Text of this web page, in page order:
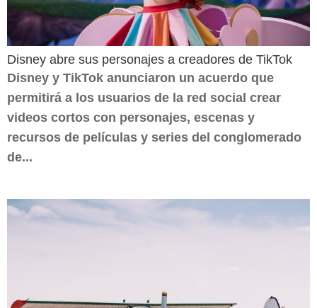
Disney abre sus personajes a creadores de TikTok
Disney y TikTok anunciaron un acuerdo que
permitirá a los usuarios de la red social crear
videos cortos con personajes, escenas y
recursos de películas y series del conglomerado
de...